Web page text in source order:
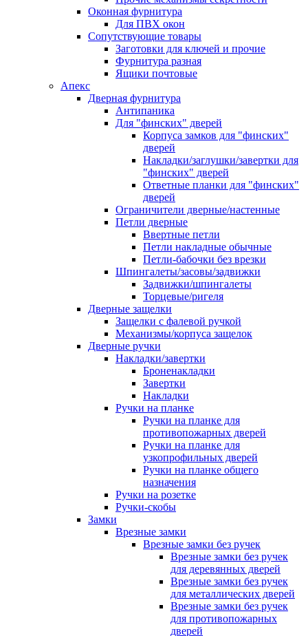
Оконная фурнитура
Для ПВХ окон
Сопутствующие товары
Заготовки для ключей и прочие
Фурнитура разная
Ящики почтовые
Апекс
Дверная фурнитура
Антипаника
Для "финских" дверей
Корпуса замков для "финских"
дверей
Накладки/заглушки/завертки для
"финских" дверей
Ответные планки для "финских"
дверей
Ограничители дверные/настенные
Петли дверные
Ввертные петли
Петли накладные обычные
Петли-бабочки без врезки
Шпингалеты/засовы/задвижки
Задвижки/шпингалеты
Торцевые/ригеля
Дверные защелки
Защелки с фалевой ручкой
Механизмы/корпуса защелок
Дверные ручки
Накладки/завертки
Броненакладки
Завертки
Накладки
Ручки на планке
Ручки на планке для
противопожарных дверей
Ручки на планке для
узкопрофильных дверей
Ручки на планке общего
назначения
Ручки на розетке
Ручки-скобы
Замки
Врезные замки
Врезные замки без ручек
Врезные замки без ручек
для деревянных дверей
Врезные замки без ручек
для металлических дверей
Врезные замки без ручек
для противопожарных
дверей